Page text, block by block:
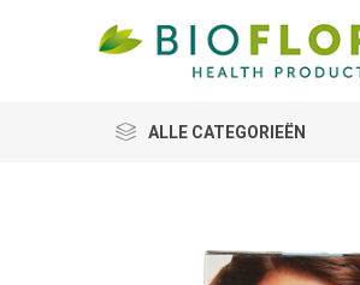
ALLE CATEGORIEËN